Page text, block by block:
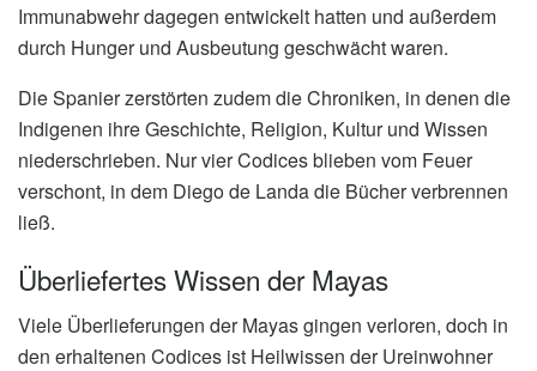
Immunabwehr dagegen entwickelt hatten und außerdem
durch Hunger und Ausbeutung geschwächt waren.
Die Spanier zerstörten zudem die Chroniken, in denen die
Indigenen ihre Geschichte, Religion, Kultur und Wissen
niederschrieben. Nur vier Codices blieben vom Feuer
verschont, in dem Diego de Landa die Bücher verbrennen
ließ.
Überliefertes Wissen der Mayas
Viele Überlieferungen der Mayas gingen verloren, doch in
den erhaltenen Codices ist Heilwissen der Ureinwohner